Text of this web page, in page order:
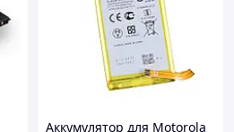
Аккумулятор для Motorola